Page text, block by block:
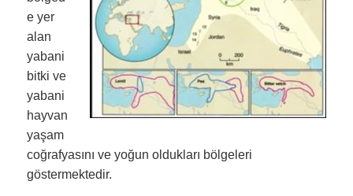
e yer
alan
yabani
bitki ve
yabani
hayvan
yaşam
coğrafyasını ve yoğun oldukları bölgeleri
göstermektedir.